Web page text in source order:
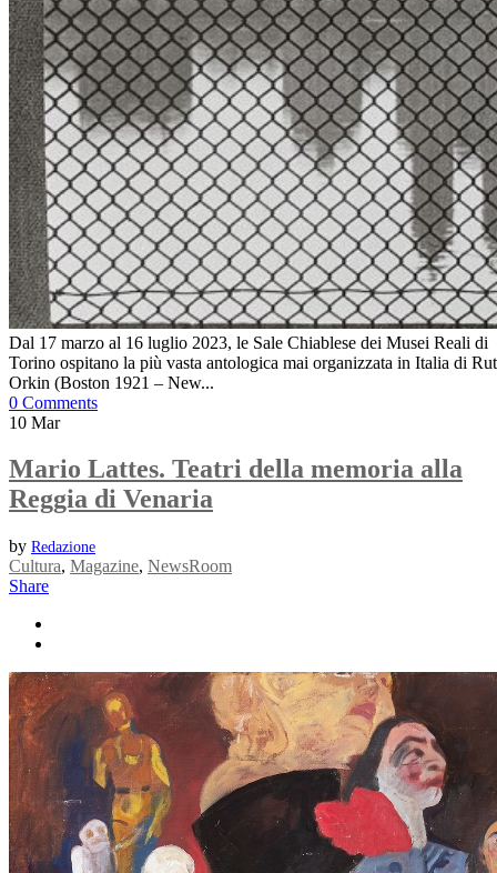
Dal 17 marzo al 16 luglio 2023, le Sale Chiablese dei Musei Reali di
Torino ospitano la più vasta antologica mai organizzata in Italia di
Orkin (Boston 1921 – New...
0 Comments
10 Mar
Mario Lattes. Teatri della memoria alla
Reggia di Venaria
by Redazione
Cultura, Magazine, NewsRoom
Share